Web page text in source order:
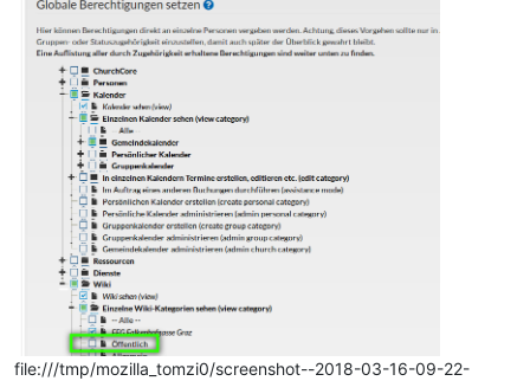
file:///tmp/mozilla_tomzi0/screenshot--2018-03-16-09-22-